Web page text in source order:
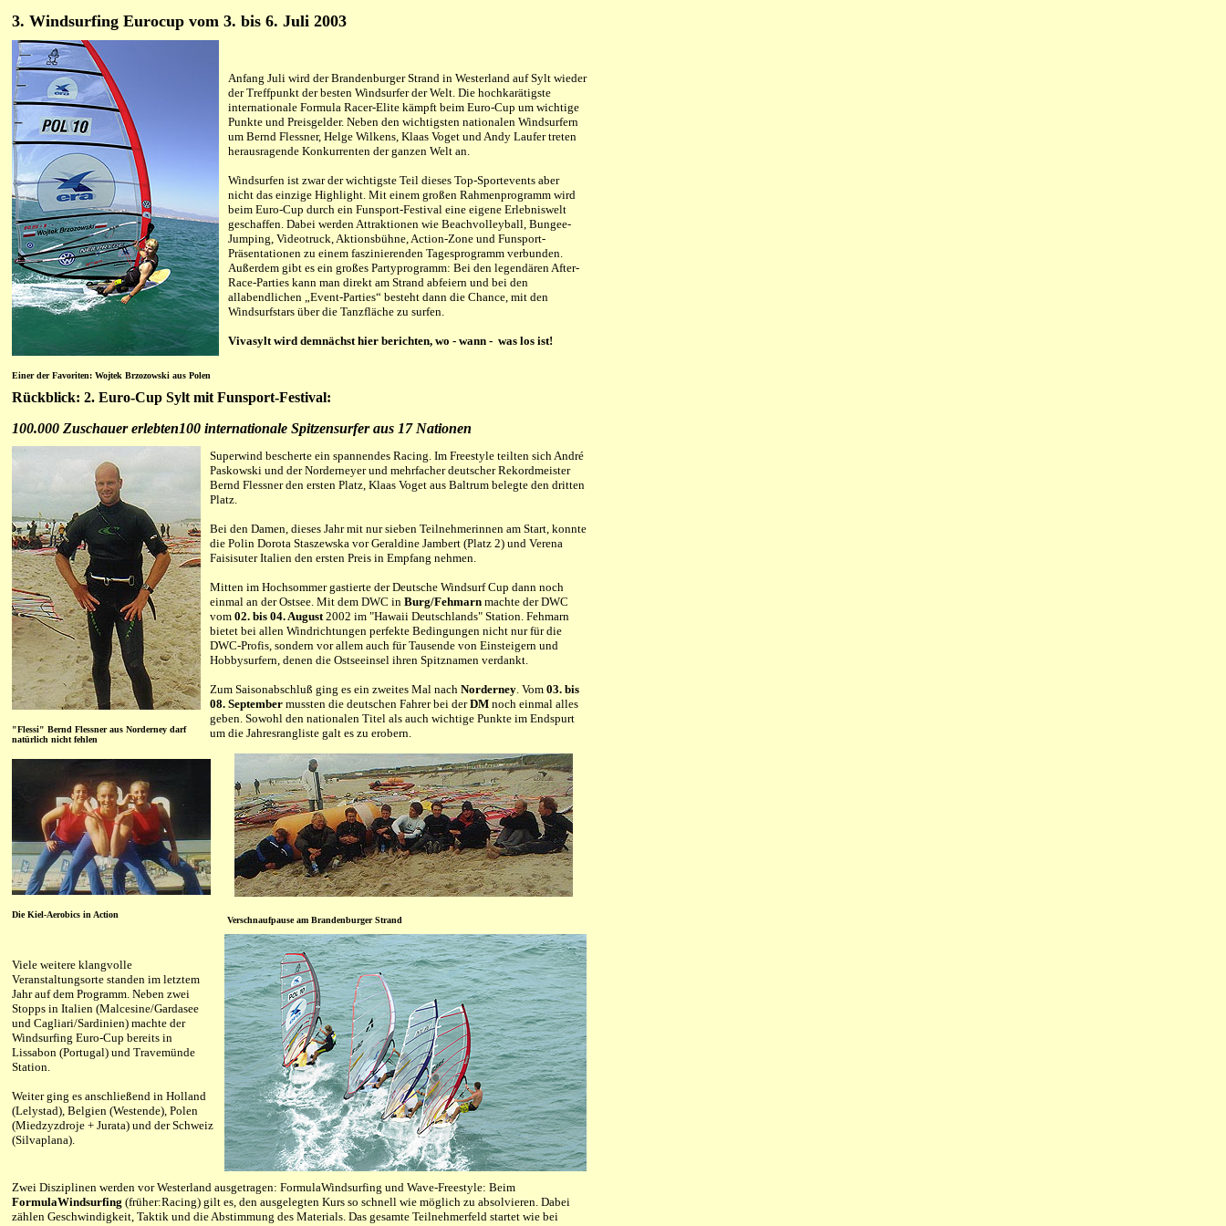
3. Windsurfing Eurocup vom 3. bis 6. Juli 2003
Einer der Favoriten: Wojtek Brzozowski aus Polen
Anfang Juli wird der Brandenburger Strand in Westerland auf Sylt wieder
der Treffpunkt der besten Windsurfer der Welt. Die hochkarätigste
internationale Formula Racer-Elite kämpft beim Euro-Cup um wichtige
Punkte und Preisgelder. Neben den wichtigsten nationalen Windsurfern
um Bernd Flessner, Helge Wilkens, Klaas Voget und Andy Laufer treten
herausragende Konkurrenten der ganzen Welt an.
Windsurfen ist zwar der wichtigste Teil dieses Top-Sportevents aber
nicht das einzige Highlight. Mit einem großen Rahmenprogramm wird
beim Euro-Cup durch ein Funsport-Festival eine eigene Erlebniswelt
geschaffen. Dabei werden Attraktionen wie Beachvolleyball, Bungee-
Jumping, Videotruck, Aktionsbühne, Action-Zone und Funsport-
Präsentationen zu einem faszinierenden Tagesprogramm verbunden.
Außerdem gibt es ein großes Partyprogramm: Bei den legendären After-
Race-Parties kann man direkt am Strand abfeiern und bei den
allabendlichen „Event-Parties“ besteht dann die Chance, mit den
Windsurfstars über die Tanzfläche zu surfen.
Vivasylt wird demnächst hier berichten, wo - wann - was los ist!
Rückblick: 2. Euro-Cup Sylt mit Funsport-Festival:
100.000 Zuschauer erlebten100 internationale Spitzensurfer aus 17 Nationen
"Flessi" Bernd Flessner aus Norderney darf
natürlich nicht fehlen
Superwind bescherte ein spannendes Racing. Im Freestyle teilten sich André
Paskowski und der Norderneyer und mehrfacher deutscher Rekordmeister
Bernd Flessner den ersten Platz, Klaas Voget aus Baltrum belegte den dritten
Platz.
Bei den Damen, dieses Jahr mit nur sieben Teilnehmerinnen am Start, konnte
die Polin Dorota Staszewska vor Geraldine Jambert (Platz 2) und Verena
Faisisuter Italien den ersten Preis in Empfang nehmen.
Mitten im Hochsommer gastierte der Deutsche Windsurf Cup dann noch
einmal an der Ostsee. Mit dem DWC in Burg/Fehmarn machte der DWC
vom 02. bis 04. August2002 im "Hawaii Deutschlands" Station. Fehmarn
bietet bei allen Windrichtungen perfekte Bedingungen nicht nur für die
DWC-Profis, sondern vor allem auch für Tausende von Einsteigern und
Hobbysurfern, denen die Ostseeinsel ihren Spitznamen verdankt.
Zum Saisonabschluß ging es ein zweites Mal nach Norderney. Vom 03. bis
08. September mussten die deutschen Fahrer bei derDM noch einmal alles
geben. Sowohl den nationalen Titel als auch wichtige Punkte im Endspurt
um die Jahresrangliste galt es zu erobern.
Die Kiel-Aerobics in Action
Verschnaufpause am Brandenburger Strand
Viele weitere klangvolle
Veranstaltungsorte standen im letztem
Jahr auf dem Programm. Neben zwei
Stopps in Italien (Malcesine/Gardasee
und Cagliari/Sardinien) machte der
Windsurfing Euro-Cup bereits in
Lissabon (Portugal) und Travemünde
Station.
Weiter ging es anschließend in Holland
(Lelystad), Belgien (Westende), Polen
(Miedzyzdroje + Jurata) und der Schweiz
(Silvaplana).
Zwei Disziplinen werden vor Westerland ausgetragen: FormulaWindsurfing und Wave-Freestyle: Beim
FormulaWindsurfing (früher:Racing) gilt es, den ausgelegten Kurs so schnell wie möglich zu absolvieren. Dabei
zählen Geschwindigkeit, Taktik und die Abstimmung des Materials. Das gesamte Teilnehmerfeld startet wie bei